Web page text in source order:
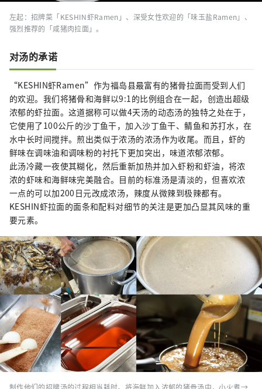
左起：招牌菜「KESHIN虾Ramen」、深受女性欢迎的「味玉盐Ramen」、
强烈推荐的「咸猪肉拉面」。
对汤的承诺
“KESHIN虾Ramen”作为福岛县最富有的猪骨拉面而受到人们
的欢迎。我们将猪骨和海鲜以9:1的比例组合在一起，创造出超级
浓郁的虾拉面。这道据称可以做4天汤的动态汤的独特之处在于，
它使用了100公斤的沙丁鱼干，加入沙丁鱼干、鲭鱼和苏打水，在
水中长时间搅拌。煎出类似于浓汤的浓汤作为收尾。而且，虾的
鲜味在调味油和调味粉的衬托下更加突出，味道浓郁浓郁。
此汤冷藏一夜使其糊化，然后重新加热并加入虾粉和虾油，将浓
浓的虾味和海鲜味完美融合。目前的标准汤是清淡的，但喜欢浓
一点的可以加200日元改成浓汤，辣度从微辣到极辣都有。
KESHIN虾拉面的面条和配料对细节的关注是更加凸显其风味的重
要元素。
制作他们的招牌汤的过程相当耗时。将海鲜加入浓郁的猪骨汤中，小火煮→